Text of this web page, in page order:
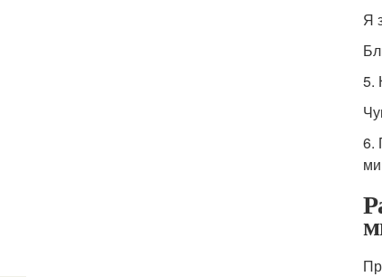
Я
5.
6.